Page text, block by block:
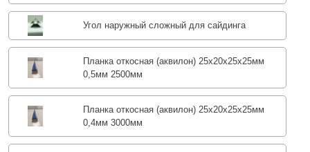
Угол наружный сложный для сайдинга
Планка откосная (аквилон) 25х20х25х25мм
0,5мм 2500мм
Планка откосная (аквилон) 25х20х25х25мм
0,4мм 3000мм